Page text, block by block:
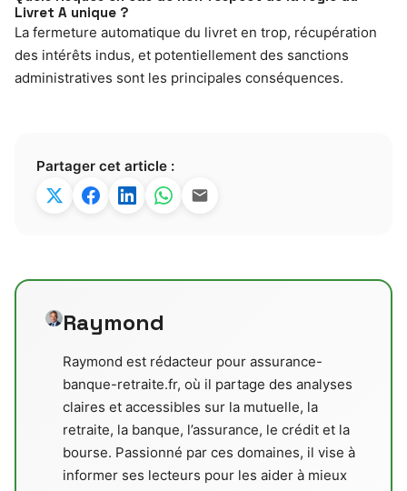
Livret A unique ?
La fermeture automatique du livret en trop, récupération
des intérêts indus, et potentiellement des sanctions
administratives sont les principales conséquences.
Partager cet article :
Raymond
Raymond est rédacteur pour assurance-
banque-retraite.fr, où il partage des analyses
claires et accessibles sur la mutuelle, la
retraite, la banque, l’assurance, le crédit et la
bourse. Passionné par ces domaines, il vise à
informer ses lecteurs pour les aider à mieux